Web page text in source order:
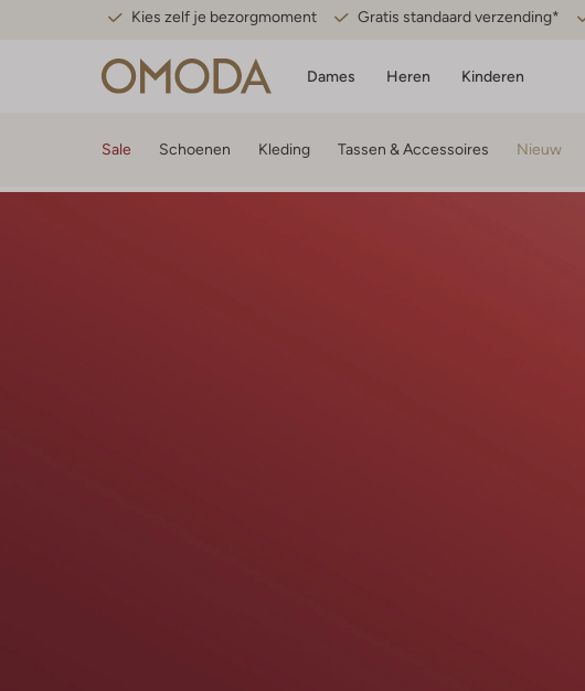
Kies zelf je bezorgmoment Gratis standaard verzending*
Dames Heren Kinderen
Sale Schoenen Kleding Tassen & Accessoires Nieuw